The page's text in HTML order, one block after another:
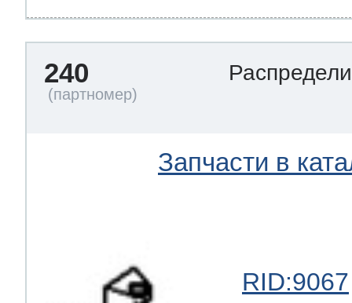
240
Запчасти в
RID:9067